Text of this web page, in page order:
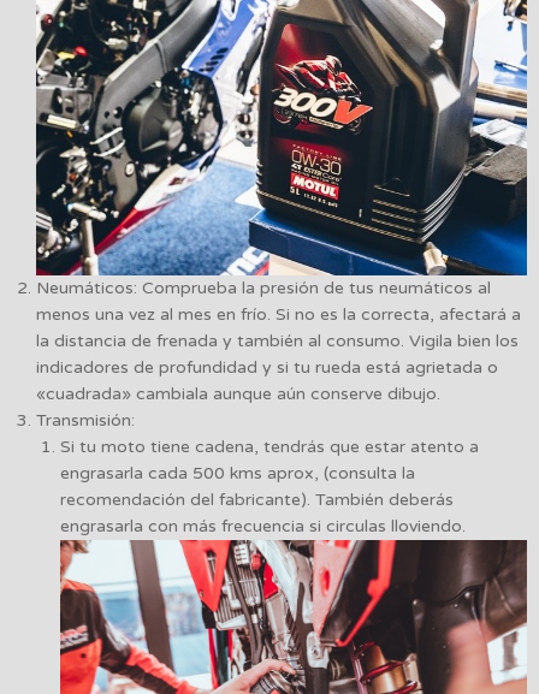
Neumáticos: Comprueba la presión de tus neumáticos al
menos una vez al mes en frío. Si no es la correcta, afectará a
la distancia de frenada y también al consumo. Vigila bien los
indicadores de profundidad y si tu rueda está agrietada o
«cuadrada» cambiala aunque aún conserve dibujo.
Transmisión:
Si tu moto tiene cadena, tendrás que estar atento a
engrasarla cada 500 kms aprox, (consulta la
recomendación del fabricante). También deberás
engrasarla con más frecuencia si circulas lloviendo.